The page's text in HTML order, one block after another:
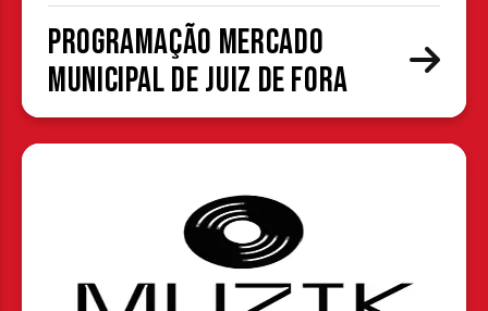
Programação Mercado
Municipal de Juiz de Fora